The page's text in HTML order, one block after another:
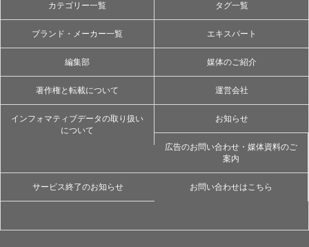
カテゴリー一覧 タグ一覧
ブランド・メーカー一覧 エキスパート
編集部 媒体のご紹介
著作権と転載について 運営会社
インフォマティブデータの取り扱い
について
お知らせ
広告のお問い合わせ・媒体資料のご
案内
サービス終了のお知らせ お問い合わせはこちら